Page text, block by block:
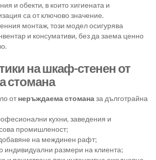
и обекти, в които хигиената и
са от ключово значение.
монтаж, този модел осигурява
и консумативи, без да заема ценно
на шкаф-стенен от
стомана
отнеръждаема стоманаза дълготрайна
кухни, заведения и
промишленост;
на междинен рафт;
индивидуални размери на клиента;